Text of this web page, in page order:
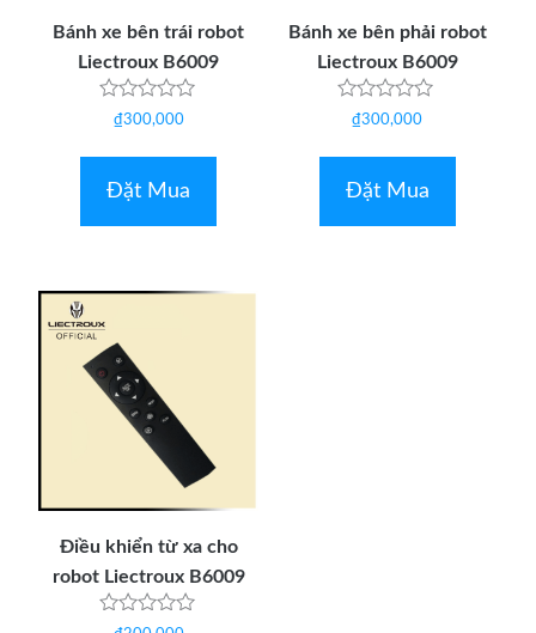
Bánh xe bên trái robot
Liectroux B6009
Được
xếp
5
sao
₫300,000
Đặt Mua
Bánh xe bên phải robot
Liectroux B6009
Được
xếp
5
sao
₫300,000
Đặt Mua
Điều khiển từ xa cho
robot Liectroux B6009
Được